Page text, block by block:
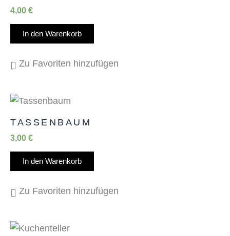
4,00 €
In den Warenkorb
Zu Favoriten hinzufügen
TASSENBAUM
3,00 €
In den Warenkorb
Zu Favoriten hinzufügen